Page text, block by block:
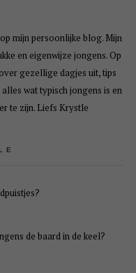
mijn persoonlijke blog. Mijn
en eigenwijze jongens. Op
gezellige dagjes uit, tips
wat typisch jongens is en
te zijn. Liefs Krystle
de baard in de keel?